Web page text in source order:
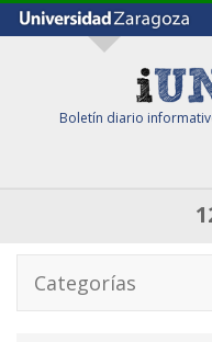
Boletín diario
Categorías